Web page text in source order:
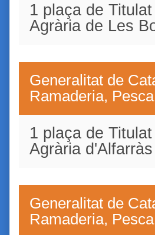
1 plaça de
Agrària de Les
Generalitat de
Ramaderia,
1 plaça de
Agrària d'Alfarràs
Generalitat de
Ramaderia,